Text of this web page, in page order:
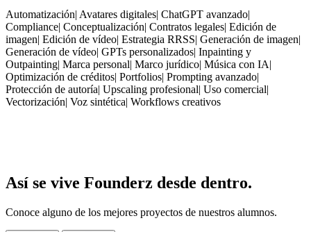
Automatización| Avatares digitales| ChatGPT avanzado|
Compliance| Conceptualización| Contratos legales| Edición de
imagen| Edición de vídeo| Estrategia RRSS| Generación de imagen|
Generación de vídeo| GPTs personalizados| Inpainting y
Outpainting| Marca personal| Marco jurídico| Música con IA|
Optimización de créditos| Portfolios| Prompting avanzado|
Protección de autoría| Upscaling profesional| Uso comercial|
Vectorización| Voz sintética| Workflows creativos
Así se vive Founderz desde dentro.
Conoce alguno de los mejores proyectos de nuestros alumnos.